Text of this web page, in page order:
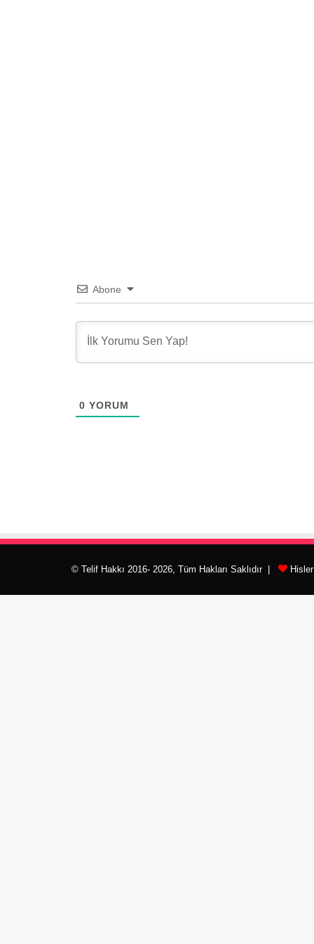
Abone
0 YORUM
© Telif Hakkı 2016- 2026, Tüm Hakları Saklıdır |